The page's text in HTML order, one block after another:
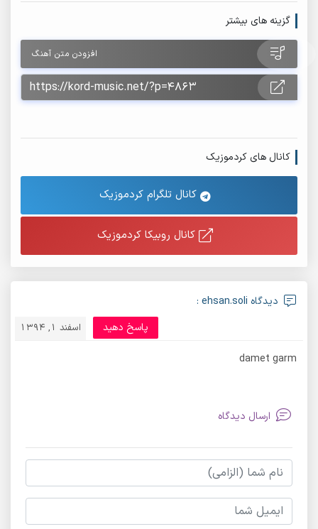
گزینه های بیشتر
افزودن متن آهنگ
کانال های کردموزیک
کانال تلگرام کردموزیک
کانال روبیکا کردموزیک
دیدگاه ehsan.soli :
اسفند 1, 1394 پاسخ دهید
damet garm
ارسال دیدگاه